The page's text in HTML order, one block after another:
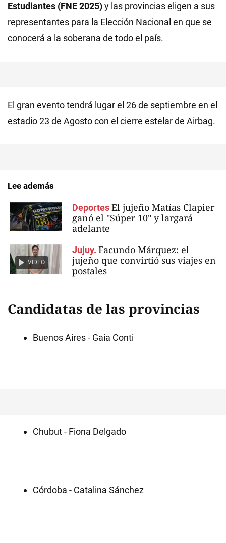
Estudiantes (FNE 2025)y las provincias eligen a sus
representantes para la Elección Nacional en que se
conocerá a la soberana de todo el país.
El gran evento tendrá lugar el 26 de septiembre en el
estadio 23 de Agosto con el cierre estelar de Airbag.
Lee además
DeportesEl jujeño Matías Clapier
ganó el "Súper 10" y largará
adelante
VIDEO
Jujuy. Facundo Márquez: el
jujeño que convirtió sus viajes en
postales
Candidatas de las provincias
Buenos Aires - Gaia Conti
Chubut - Fiona Delgado
Córdoba - Catalina Sánchez